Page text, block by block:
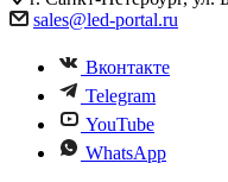
sales@led-portal.ru
Вконтакте
Telegram
YouTube
WhatsApp